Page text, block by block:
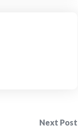
Next Post